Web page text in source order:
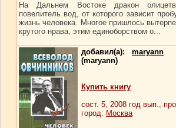
На Дальнем Востоке дракон
повелитель вод, от которого зависит
жизнь человека. Многое пришлось
крутого нрава, этим единоборством о...
добавил(а): maryann
(maryann)
Купить книгу
сост. 5, 2008 год вып.,
город: Москва